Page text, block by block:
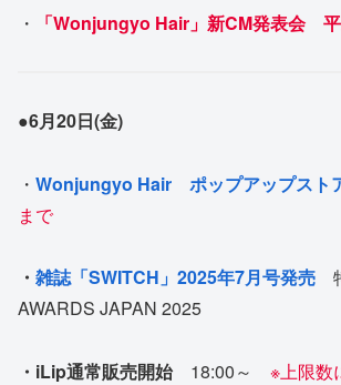
・ 「Wonjungyo Hair」新CM発表会
●6月20日(金)
・ Wonjungyo Hair ポップアップスト
まで
・ 雑誌「SWITCH」2025年7月号発売
AWARDS JAPAN 2025
・iLip通常販売開始18:00～ ※上限数